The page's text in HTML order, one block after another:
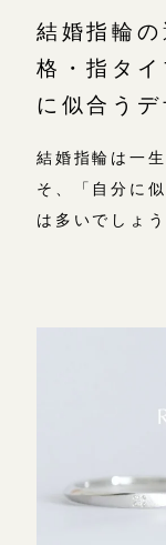
結婚指輪
格・指タ
に似合う
結婚指輪は一
そ、「自分に
は多いでしょ